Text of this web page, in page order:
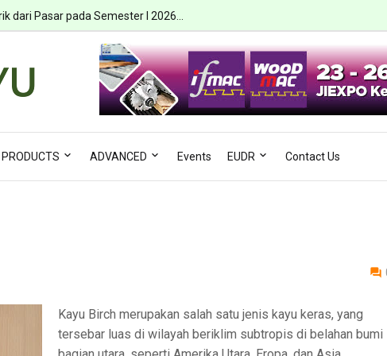
dari Pasar pada Semester I 2026...
PRODUCTS ADVANCED Events EUDR Contact Us
Kayu Birch merupakan salah satu jenis kayu keras, yang
tersebar luas di wilayah beriklim subtropis di belahan bumi